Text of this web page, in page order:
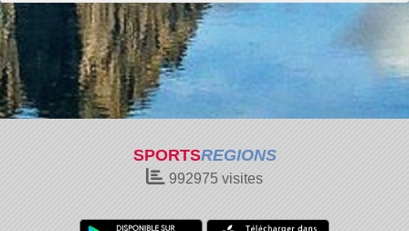
SPORTSREGIONS
992975 visites